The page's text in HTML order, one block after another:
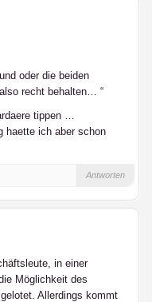
oder die beiden
recht behalten… “
tippen …
haette ich aber schon
Antworten
in einer
Möglichkeit des
Allerdings kommt